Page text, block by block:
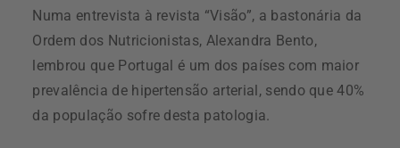
Numa entrevista à revista “Visão”, a bastonária da
Ordem dos Nutricionistas, Alexandra Bento,
lembrou que Portugal é um dos países com maior
prevalência de hipertensão arterial, sendo que 40%
da população sofre desta patologia.